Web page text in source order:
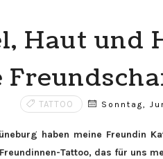
Haut und
TATTOO Sonntag,
haben meine Freundin
Tattoo, das für uns